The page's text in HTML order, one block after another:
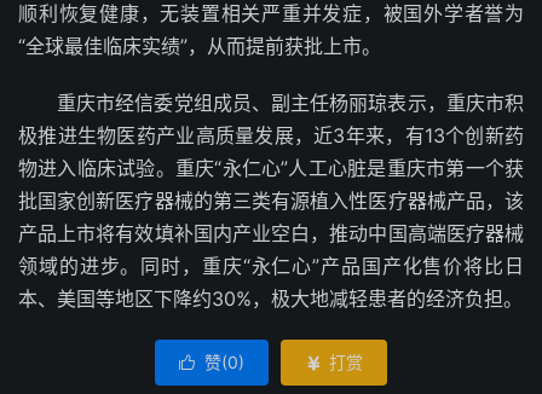
顺利恢复健康，无装置相关严重并发症，被国外学者誉为
“全球最佳临床实绩”，从而提前获批上市。
重庆市经信委党组成员、副主任杨丽琼表示，重庆市积
极推进生物医药产业高质量发展，近3年来，有13个创新药
物进入临床试验。重庆“永仁心”人工心脏是重庆市第一个获
批国家创新医疗器械的第三类有源植入性医疗器械产品，该
产品上市将有效填补国内产业空白，推动中国高端医疗器械
领域的进步。同时，重庆“永仁心”产品国产化售价将比日
本、美国等地区下降约30%，极大地减轻患者的经济负担。
 赞(0)  打赏